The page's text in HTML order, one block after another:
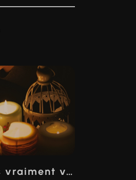
Connaissez-vous vraiment votre Jeu de Tarot ?